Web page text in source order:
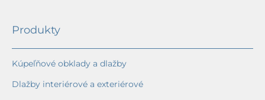
Produkty
Kúpeľňové obklady a dlažby
Dlažby interiérové a exteriérové